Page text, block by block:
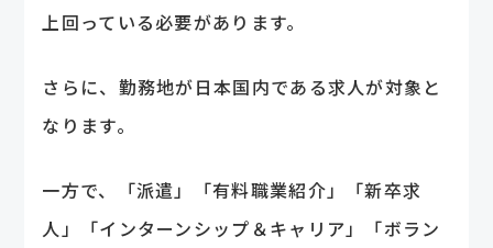
上回っている必要があります。
さらに、勤務地が日本国内である求人が対象と
なります。
一方で、「派遣」「有料職業紹介」「新卒求
人」「インターンシップ＆キャリア」「ボラン